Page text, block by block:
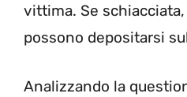
vittima. Se
possono depositarsi
Analizzando la